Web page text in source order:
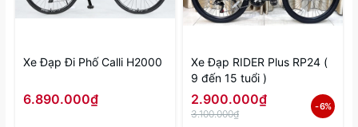
Xe Đạp Đi Phố Calli H2000
6.890.000₫
Xe Đạp RIDER Plus RP24 (
9 đến 15 tuổi )
2.900.000₫
3.100.000₫
- 6%